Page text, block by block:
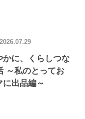
かに、くらしつな
～私のとってお
に出品編～
2026.07.29